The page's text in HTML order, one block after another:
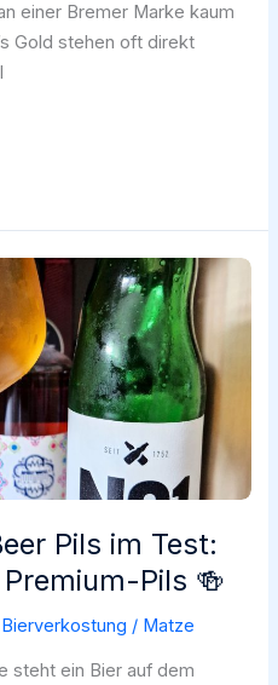
einer Bremer Marke kaum
Gold stehen oft direkt
Pils im Test:
Pils 🍻
Bierverkostung / Matze
steht ein Bier auf dem